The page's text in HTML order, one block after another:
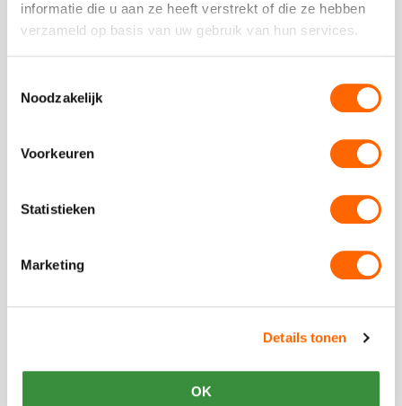
informatie die u aan ze heeft verstrekt of die ze hebben
verzameld op basis van uw gebruik van hun services.
Noodzakelijk
Voorkeuren
Statistieken
Marketing
Details tonen
OK
Vergelijkbare uitjes
Foute
Prijzen
Dinerspel
vanaf €54,50 p.p. excl BTW
Foute Prijzen Bingo Dinerspel
Kruis de getallen af en geniet van een gezellig diner
Bekijk
Bingo